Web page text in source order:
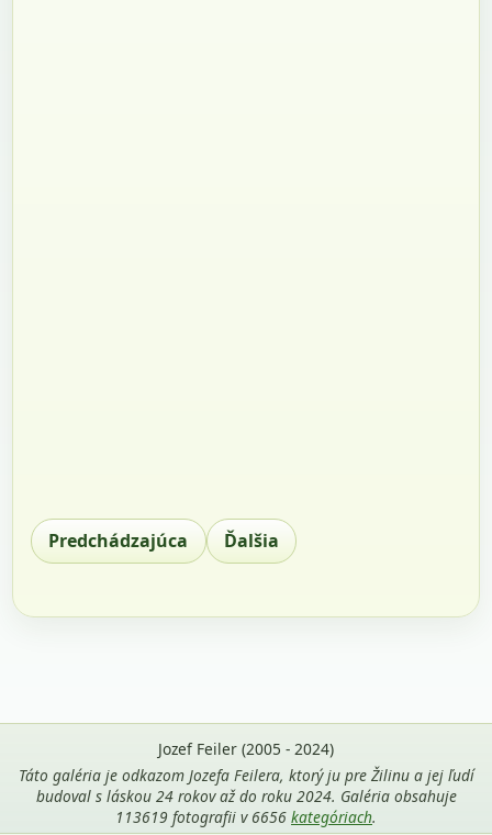
Predchádzajúca Ďalšia
Jozef Feiler (2005 - 2024)
Táto galéria je odkazom Jozefa Feilera, ktorý ju pre Žilinu a jej ľudí
budoval s láskou 24 rokov až do roku 2024. Galéria obsahuje
113619 fotografii v 6656 kategóriach.